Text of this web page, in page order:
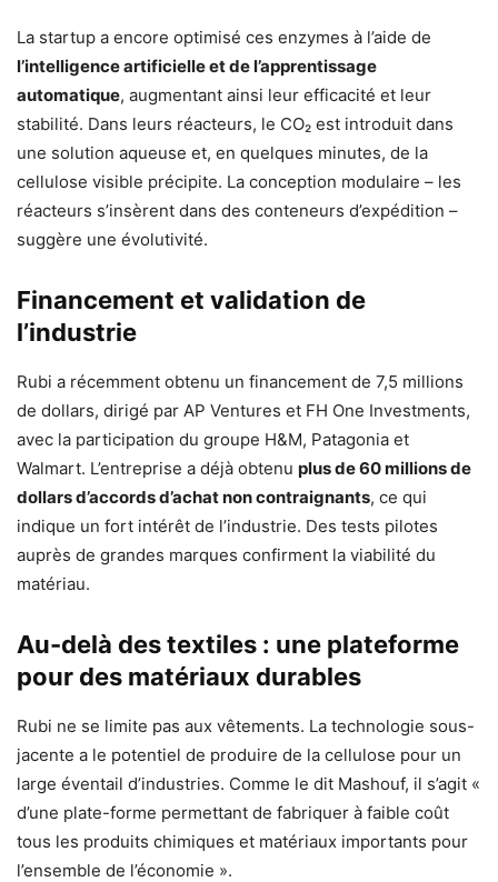
La startup a encore optimisé ces enzymes à l’aide de
l’intelligence artificielle et de l’apprentissage
automatique, augmentant ainsi leur efficacité et leur
stabilité. Dans leurs réacteurs, le CO₂ est introduit dans
une solution aqueuse et, en quelques minutes, de la
cellulose visible précipite. La conception modulaire – les
réacteurs s’insèrent dans des conteneurs d’expédition –
suggère une évolutivité.
Financement et validation de
l’industrie
Rubi a récemment obtenu un financement de 7,5 millions
de dollars, dirigé par AP Ventures et FH One Investments,
avec la participation du groupe H&M, Patagonia et
Walmart. L’entreprise a déjà obtenu plus de 60 millions de
dollars d’accords d’achat non contraignants, ce qui
indique un fort intérêt de l’industrie. Des tests pilotes
auprès de grandes marques confirment la viabilité du
matériau.
Au-delà des textiles : une plateforme
pour des matériaux durables
Rubi ne se limite pas aux vêtements. La technologie sous-
jacente a le potentiel de produire de la cellulose pour un
large éventail d’industries. Comme le dit Mashouf, il s’agit «
d’une plate-forme permettant de fabriquer à faible coût
tous les produits chimiques et matériaux importants pour
l’ensemble de l’économie ».